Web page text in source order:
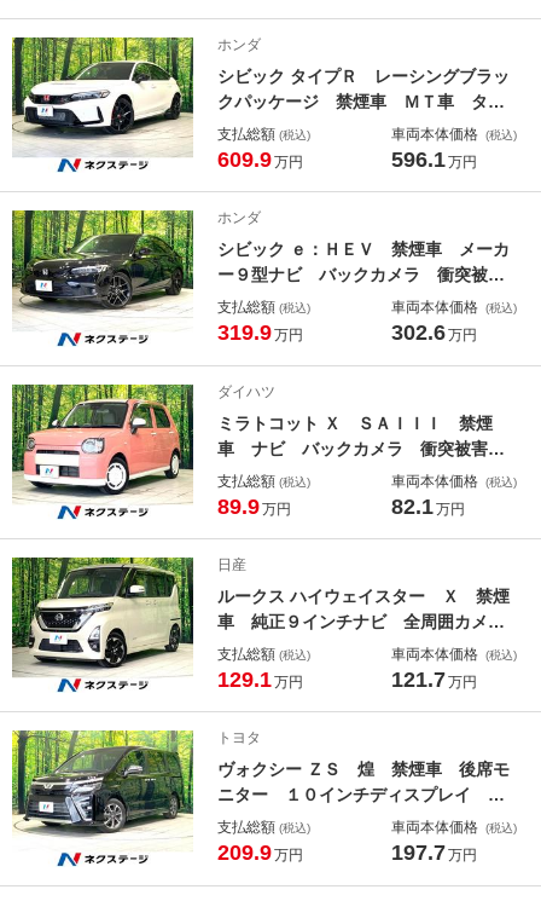
Ｂｌｕｅｔｏｏｔｈ
ホンダ
シビック タイプＲ レーシングブラッ
クパッケージ 禁煙車 ＭＴ車 ター
ボ エアロ バックカメラ 衝突被害
軽減システム コーナーセンサー 純
逸脱警報 オートライト デュアルエ
アコン
支払総額 (税込)
609.9万円
車両本体価格 (税込)
596.1万円
ホンダ
シビック ｅ：ＨＥＶ 禁煙車 メーカ
ー９型ナビ バックカメラ 衝突被害
軽減システム レーダークルーズ Ｂ
ＳＭ ハーフレザー パワーシート
正１８インチ
支払総額 (税込)
319.9万円
車両本体価格 (税込)
302.6万円
ダイハツ
ミラトコット Ｘ ＳＡＩＩＩ 禁煙
車 ナビ バックカメラ 衝突被害軽
減システム ドラレコ コーナーセン
サー スマートキー ＬＥＤヘッド
ＶＤ再生 地デジ
支払総額 (税込)
89.9万円
車両本体価格 (税込)
82.1万円
日産
ルークス ハイウェイスター Ｘ 禁煙
車 純正９インチナビ 全周囲カメ
ラ 電動スライドドア 衝突軽減シス
テム コーナーセンサー スマートキ
エアコン ＬＥＤフォグ
支払総額 (税込)
129.1万円
車両本体価格 (税込)
121.7万円
トヨタ
ヴォクシー ＺＳ 煌 禁煙車 後席モ
ニター １０インチディスプレイ バ
ックカメラ 両側電動ドア 衝突被害
軽減システム ＬＥＤヘッド ＥＴ
支払総額 (税込)
209.9万円
車両本体価格 (税込)
197.7万円